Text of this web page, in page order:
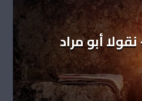
أبو مراد